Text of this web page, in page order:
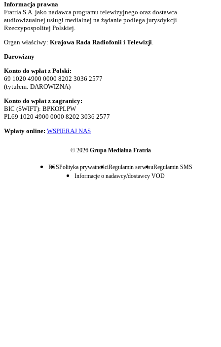
Informacja prawna
Fratria S.A. jako nadawca programu telewizyjnego oraz dostawca
audiowizualnej usługi medialnej na żądanie podlega jurysdykcji
Rzeczypospolitej Polskiej.
Organ właściwy: Krajowa Rada Radiofonii i Telewizji.
Darowizny
Konto do wpłat z Polski:
69 1020 4900 0000 8202 3036 2577
(tytułem: DAROWIZNA)
Konto do wpłat z zagranicy:
BIC (SWIFT): BPKOPLPW
PL69 1020 4900 0000 8202 3036 2577
Wpłaty online: WSPIERAJ NAS
© 2026 Grupa Medialna Fratria
RSSPolityka prywatnościRegulamin serwisuRegulamin SMS
Informacje o nadawcy/dostawcy VOD